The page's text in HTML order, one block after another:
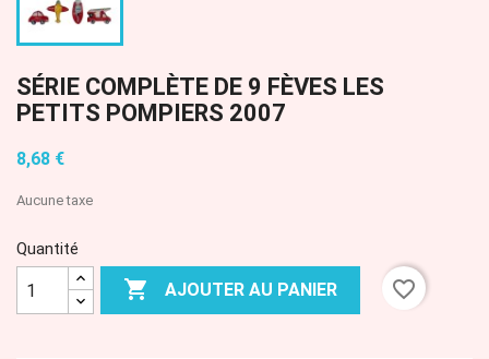
SÉRIE COMPLÈTE DE 9 FÈVES LES
PETITS POMPIERS 2007
8,68 €
Aucune taxe
Quantité
 AJOUTER AU PANIER favorite_border